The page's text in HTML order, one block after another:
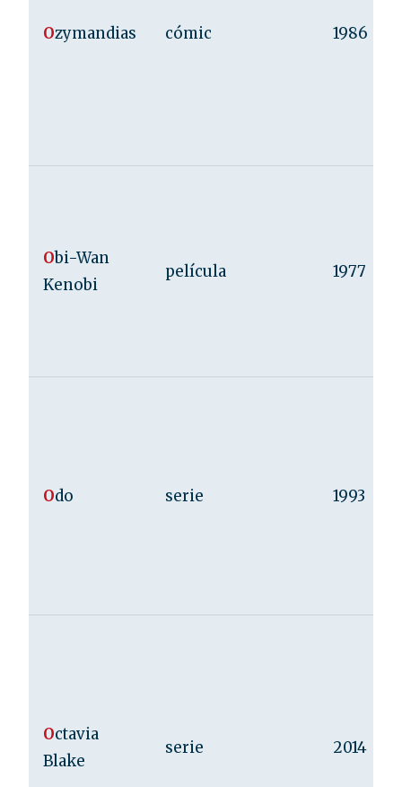
Ozymandias cómic 1986
Obi-Wan
Kenobi
película 1977
Odo serie 1993
Octavia
Blake
serie 2014